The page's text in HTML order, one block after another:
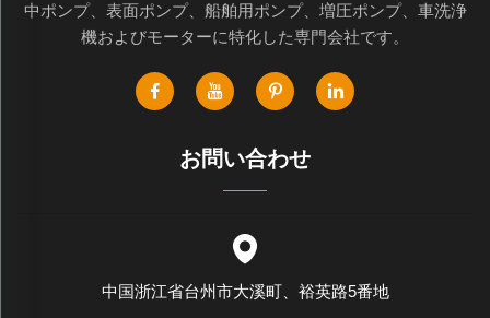
中ポンプ、表面ポンプ、船舶用ポンプ、増圧ポンプ、車洗浄
機およびモーターに特化した専門会社です。
お問い合わせ
中国浙江省台州市大溪町、裕英路5番地